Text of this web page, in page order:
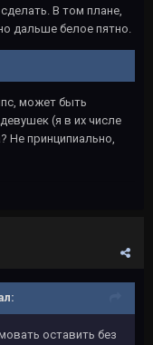
В том плане,
дальше белое пятно.
может быть
(я в их числе
Не принципиально,
оставить без